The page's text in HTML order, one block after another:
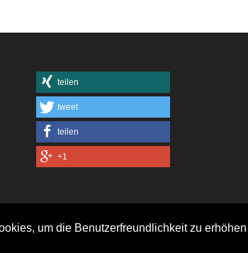
um die Benutzerfreundlichkeit zu erhöhen
teilen
tweet
teilen
+1